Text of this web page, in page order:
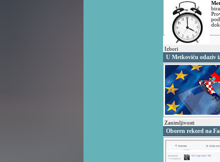
Izbori
U Metkoviću odaziv
Zanimljivosti
Oboren rekord na